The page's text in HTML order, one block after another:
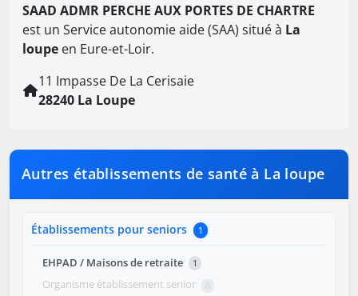
SAAD ADMR PERCHE AUX PORTES DE CHARTRE
est un Service autonomie aide (SAA) situé à La
loupe en Eure-et-Loir.
11 Impasse De La Cerisaie
28240 La Loupe
Autres établissements de santé à La loupe
Établissements pour seniors 1
EHPAD / Maisons de retraite 1
Organisme établissement senior 0